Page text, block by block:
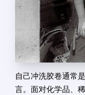
自己冲洗胶卷通常
言。面对化学品、